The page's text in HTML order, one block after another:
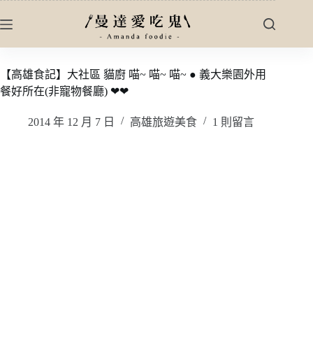
至
內
容
【高雄食記】大社區 貓廚 喵~ 喵~ 喵~ ● 義大樂園外用
餐好所在(非寵物餐廳) ❤❤
2014 年 12 月 7 日 高雄旅遊美食 1 則留言